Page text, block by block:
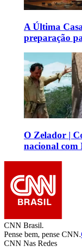
A Última
preparação
O Zelador |
nacional com
CNN Brasil.
Pense bem, pense CNN.
CNN Nas Redes